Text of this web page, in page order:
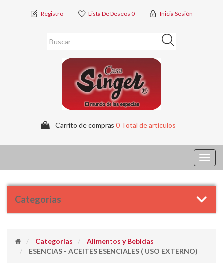
Registro Lista De Deseos 0 Inicia Sesión
Carrito de compras 0 Total de artículos
Categorías
Categorías
Alimentos y Bebidas
ESENCIAS - ACEITES ESENCIALES ( USO EXTERNO)